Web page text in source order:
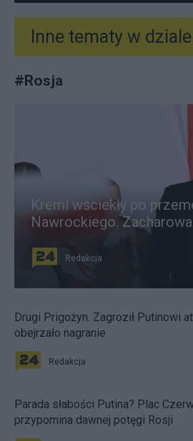
Inne tematy w dziale
#Rosja
Kreml wściekły po
Nawrockiego. Zacharowa
Redakcja
Drugi Prigożyn. Zagroził Putinowi
obejrzało nagranie
Redakcja
Parada słabości Putina? Plac
przypomina dawnej potęgi Rosji